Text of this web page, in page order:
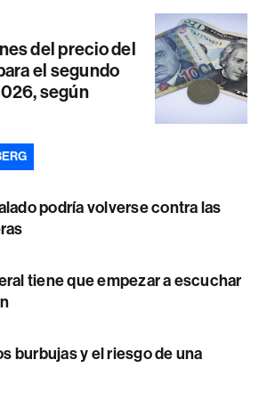
del precio del
el segundo
según
podría volverse contra las
tiene que empezar a escuchar
burbujas y el riesgo de una